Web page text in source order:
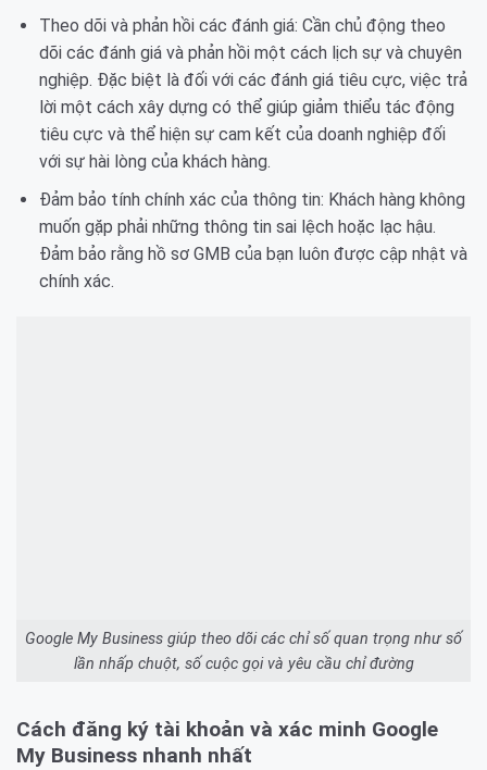
Theo dõi và phản hồi các đánh giá: Cần chủ động theo
dõi các đánh giá và phản hồi một cách lịch sự và chuyên
nghiệp. Đặc biệt là đối với các đánh giá tiêu cực, việc trả
lời một cách xây dựng có thể giúp giảm thiểu tác động
tiêu cực và thể hiện sự cam kết của doanh nghiệp đối
với sự hài lòng của khách hàng.
Đảm bảo tính chính xác của thông tin: Khách hàng không
muốn gặp phải những thông tin sai lệch hoặc lạc hậu.
Đảm bảo rằng hồ sơ GMB của bạn luôn được cập nhật và
chính xác.
Google My Business giúp theo dõi các chỉ số quan trọng như số
lần nhấp chuột, số cuộc gọi và yêu cầu chỉ đường
Cách đăng ký tài khoản và xác minh Google
My Business nhanh nhất